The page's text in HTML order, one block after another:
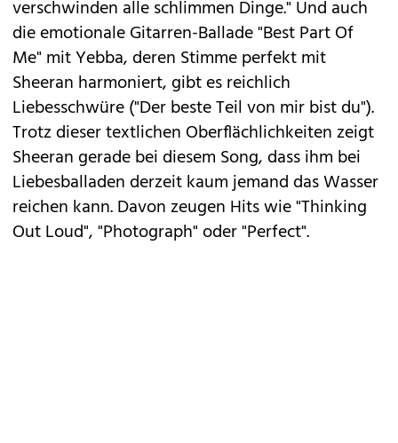
verschwinden alle schlimmen Dinge." Und auch
die emotionale Gitarren-Ballade "Best Part Of
Me" mit Yebba, deren Stimme perfekt mit
Sheeran harmoniert, gibt es reichlich
Liebesschwüre ("Der beste Teil von mir bist du").
Trotz dieser textlichen Oberflächlichkeiten zeigt
Sheeran gerade bei diesem Song, dass ihm bei
Liebesballaden derzeit kaum jemand das Wasser
reichen kann. Davon zeugen Hits wie "Thinking
Out Loud", "Photograph" oder "Perfect".